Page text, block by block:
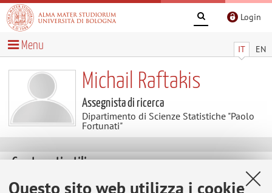
Questo sito web utilizza i cookie
Login
IT EN
Menu
Michail Raftakis
Assegnista di ricerca
Dipartimento di Scienze Statistiche "Paolo
Fortunati"
Contenuti utili